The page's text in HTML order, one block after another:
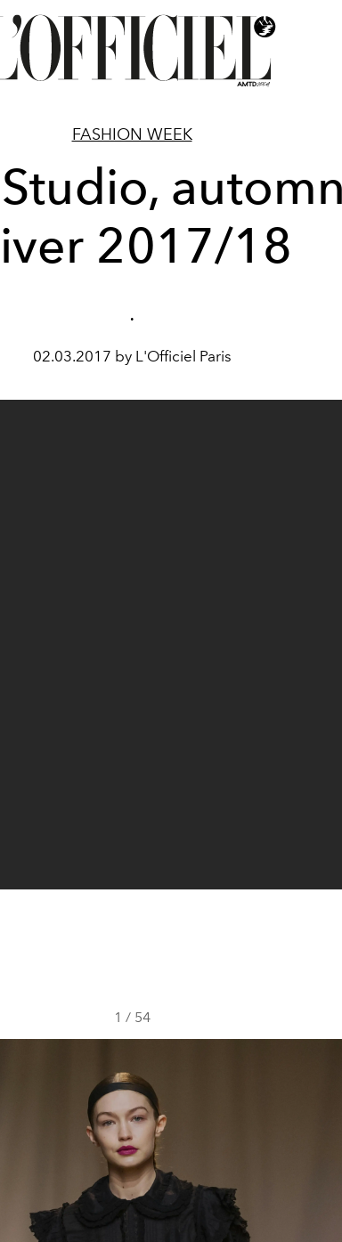
FASHION WEEK
2017/18
.
02.03.2017 by L'Officiel Paris
1 / 54